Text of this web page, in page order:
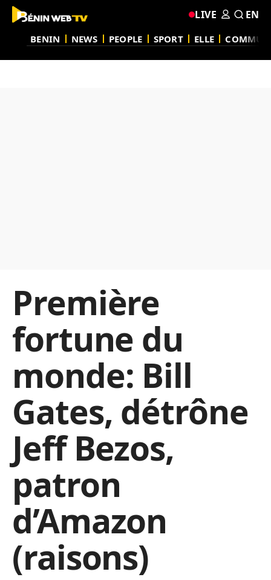
BENIN NEWS PEOPLE SPORT ELLE
LIVE EN
Première
fortune du
monde: Bill
Gates, détrône
Jeff Bezos,
patron
d’Amazon
(raisons)